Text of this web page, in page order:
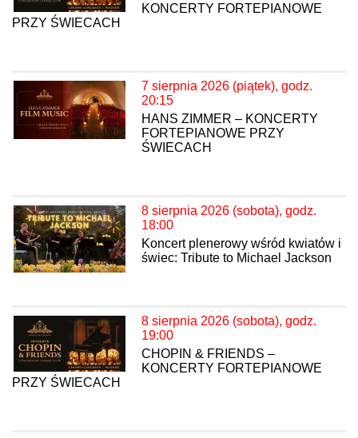
KONCERTY FORTEPIANOWE
PRZY ŚWIECACH
7 sierpnia 2026 (piątek), godz.
20:15
HANS ZIMMER – KONCERTY
FORTEPIANOWE PRZY
ŚWIECACH
8 sierpnia 2026 (sobota), godz.
18:00
Koncert plenerowy wśród kwiatów i
świec: Tribute to Michael Jackson
8 sierpnia 2026 (sobota), godz.
19:00
CHOPIN & FRIENDS –
KONCERTY FORTEPIANOWE
PRZY ŚWIECACH